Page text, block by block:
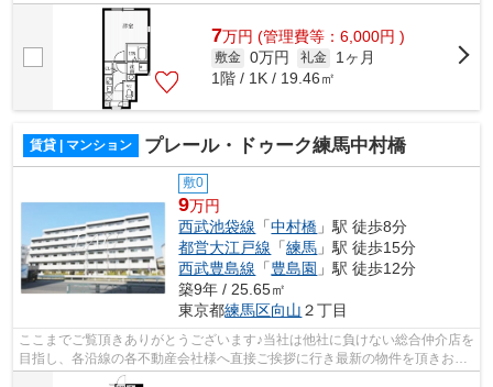
様へ提供しております！最新の情報は...
7万円 (管理費等：6,000円 )
敷金 0万円 礼金
1ヶ月
1階 / 1K / 19.46㎡
賃貸 | マンション プレール・ドゥーク練馬中村橋
敷0
9万円
西武池袋線 「中村橋 」駅 徒歩8分
都営大江戸線 「練馬 」駅 徒歩15分
西武豊島線 「豊島園 」駅 徒歩12分
築9年 / 25.65㎡
東京都練馬区向山 ２丁目
ここまでご覧頂きありがとうございます♪当社は他社に負けない総合仲介店を
目指し、各沿線の各不動産会社様へ直接ご挨拶に行き最新の物件を頂きお客
様へ提供しております！最新の情報は...